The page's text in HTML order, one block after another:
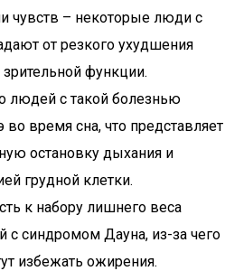
чувств – некоторые люди с
от резкого ухудшения
функции.
людей с такой болезнью
во время сна, что представляет
остановку дыхания и
грудной клетки.
к набору лишнего веса
с синдромом Дауна, из-за чего
избежать ожирения.